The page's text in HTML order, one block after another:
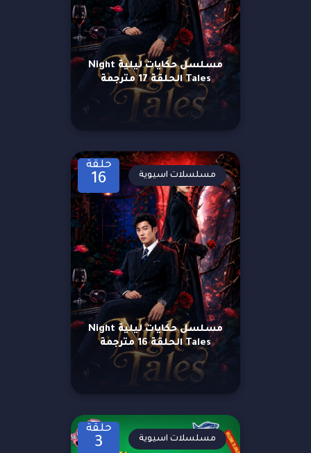
مسلسل حكايات ليلية Night
Tales الحلقة 17 مترجمة
حلقة
16
مسلسل حكايات ليلية Night
Tales الحلقة 16 مترجمة
مسلسلات اسيوية
حلقة
3 مسلسلات اسيوية